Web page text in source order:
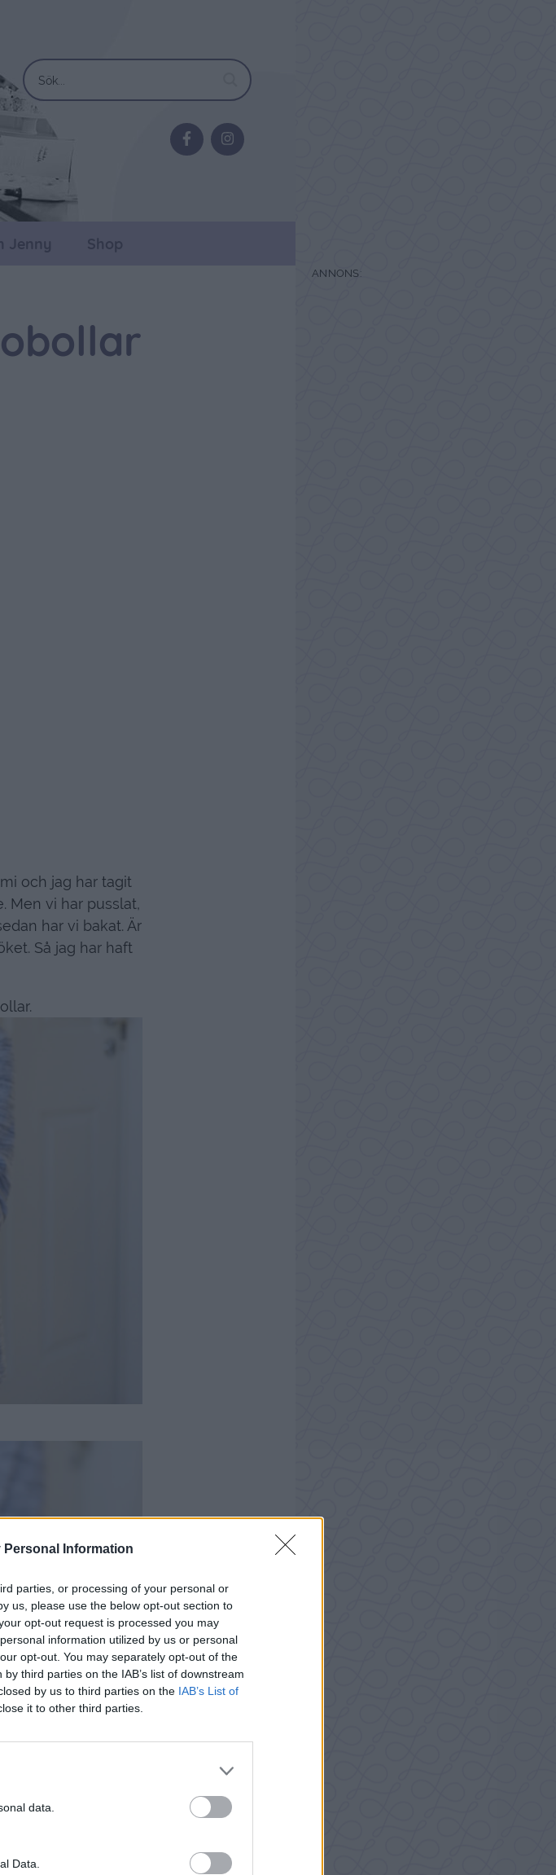
Personal Information
parties, or processing of your personal or
us, please use the below opt-out section to
opt-out request is processed you may
information utilized by us or personal
opt-out. You may separately opt-out of the
third parties on the IAB’s list of downstream
by us to third parties on the IAB’s List of
it to other third parties.
data.
Data.
Jenny Shop
och jag har tagit
Men vi har pusslat,
har vi bakat. Är
Så jag har haft